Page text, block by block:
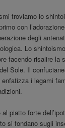
troviamo lo
con
degli
Lo
facendo risalire la
Sole. Il
i legami
piatto forte
si fondano sugli